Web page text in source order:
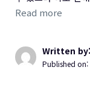
Read more
Written by:
Published on: